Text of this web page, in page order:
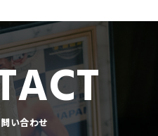
い合わせ